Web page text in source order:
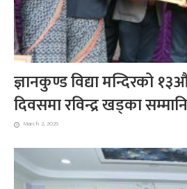
ज्ञानकुण्ड विद्या मन्दिरको
दिवसमा रविन्द्र खड्का
March 2, 2026